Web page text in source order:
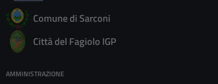
Comune di Sarconi
Città del Fagiolo IGP
AMMINISTRAZIONE